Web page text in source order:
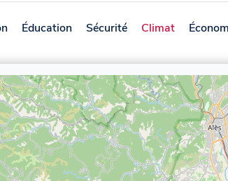
Éducation Sécurité Climat